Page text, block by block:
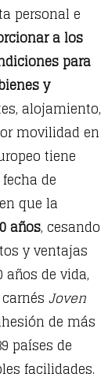
personal e
a los
para
y
alojamiento,
movilidad en
tiene
de
que la
años, cesando
y ventajas
de vida,
carnésJoven
de más
países de
facilidades.